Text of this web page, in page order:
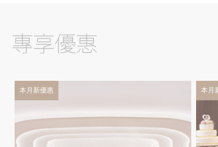
本月新優惠 本月